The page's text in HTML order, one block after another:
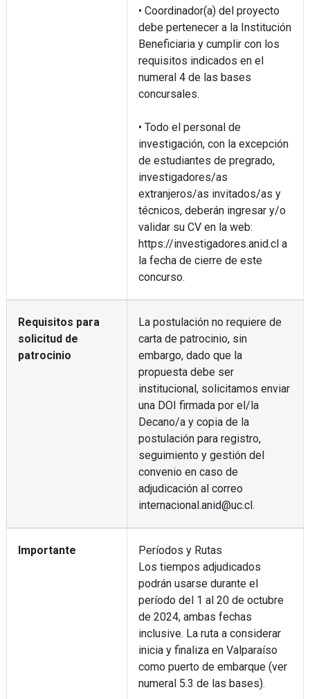
• Coordinador(a) del proyecto
debe pertenecer a la Institución
Beneficiaria y cumplir con los
requisitos indicados en el
numeral 4 de las bases
concursales.
• Todo el personal de
investigación, con la excepción
de estudiantes de pregrado,
investigadores/as
extranjeros/as invitados/as y
técnicos, deberán ingresar y/o
validar su CV en la web:
https://investigadores.anid.cl a
la fecha de cierre de este
concurso.
Requisitos para
solicitud de
patrocinio
La postulación no requiere de
carta de patrocinio, sin
embargo, dado que la
propuesta debe ser
institucional, solicitamos enviar
una DOI firmada por el/la
Decano/a y copia de la
postulación para registro,
seguimiento y gestión del
convenio en caso de
adjudicación al correo
internacional.anid@uc.cl.
Importante
Períodos y Rutas
Los tiempos adjudicados
podrán usarse durante el
período del 1 al 20 de octubre
de 2024, ambas fechas
inclusive. La ruta a considerar
inicia y finaliza en Valparaíso
como puerto de embarque (ver
numeral 5.3 de las bases).